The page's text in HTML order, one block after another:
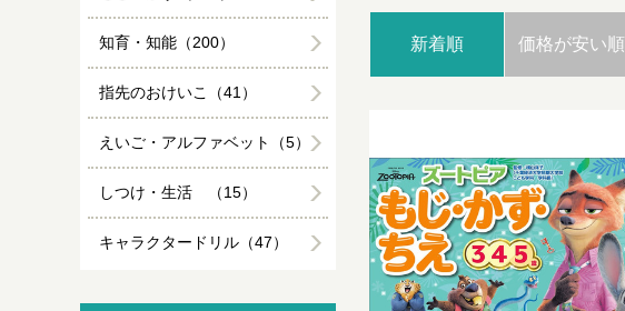
新着順 価格が安い順
知育・知能（200）
指先のおけいこ（41）
えいご・アルファベット（5）
しつけ・生活 （15）
キャラクタードリル（47）